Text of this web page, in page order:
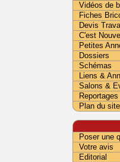
Vidéos de
Fiches
Devis
C'est
Petites
Dossiers
Schémas
Liens &
Salons &
Reportages
Plan du site
Poser une
Votre avis
Editorial